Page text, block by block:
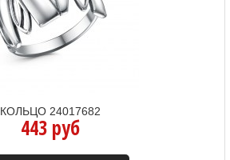
КОЛЬЦО 24017682
443 руб